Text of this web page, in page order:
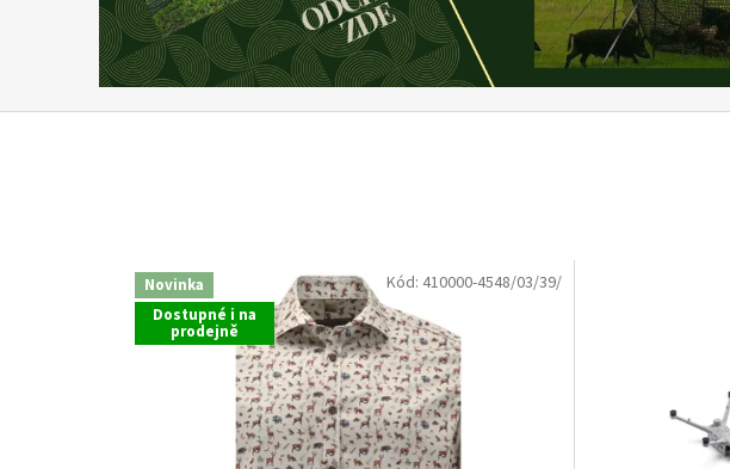
A
H
R
A
Novinka
Dostupné i na
prodejně
Kód: 410000-4548/03/39/